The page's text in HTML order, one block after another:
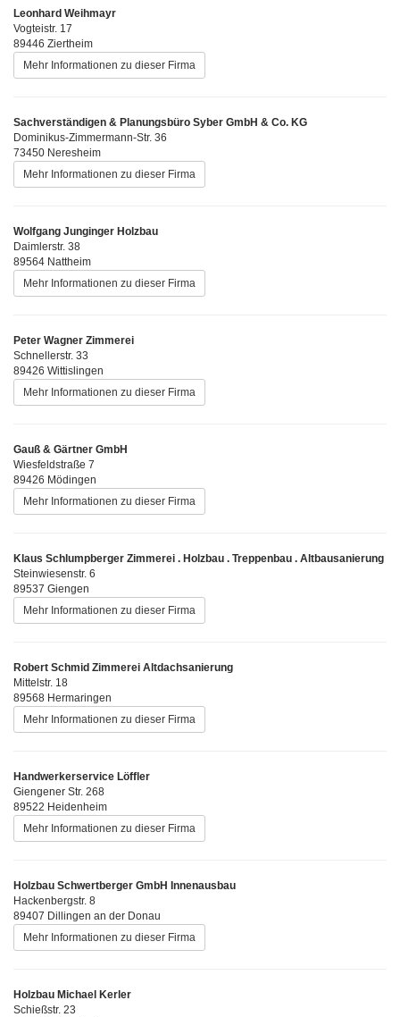
Leonhard Weihmayr
Vogteistr. 17
89446 Ziertheim
Mehr Informationen zu dieser Firma
Sachverständigen & Planungsbüro Syber GmbH & Co. KG
Dominikus-Zimmermann-Str. 36
73450 Neresheim
Mehr Informationen zu dieser Firma
Wolfgang Junginger Holzbau
Daimlerstr. 38
89564 Nattheim
Mehr Informationen zu dieser Firma
Peter Wagner Zimmerei
Schnellerstr. 33
89426 Wittislingen
Mehr Informationen zu dieser Firma
Gauß & Gärtner GmbH
Wiesfeldstraße 7
89426 Mödingen
Mehr Informationen zu dieser Firma
Klaus Schlumpberger Zimmerei . Holzbau . Treppenbau . Altbausanierung
Steinwiesenstr. 6
89537 Giengen
Mehr Informationen zu dieser Firma
Robert Schmid Zimmerei Altdachsanierung
Mittelstr. 18
89568 Hermaringen
Mehr Informationen zu dieser Firma
Handwerkerservice Löffler
Giengener Str. 268
89522 Heidenheim
Mehr Informationen zu dieser Firma
Holzbau Schwertberger GmbH Innenausbau
Hackenbergstr. 8
89407 Dillingen an der Donau
Mehr Informationen zu dieser Firma
Holzbau Michael Kerler
Schießstr. 23